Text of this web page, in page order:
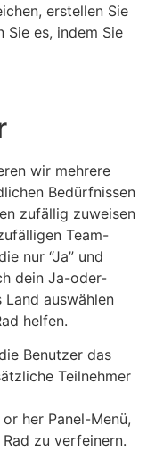
erstellen Sie
Sie es, indem Sie
wir mehrere
Bedürfnissen
zufällig zuweisen
Team-
nur “Ja” und
dein Ja-oder-
Land auswählen
helfen.
Benutzer das
Teilnehmer
her Panel-Menü,
zu verfeinern.